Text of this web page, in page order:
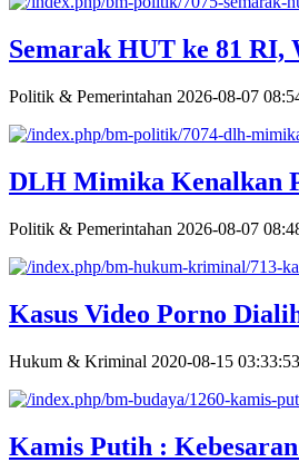
Semarak HUT ke 81
Politik & Pemerintahan 2026-08-07
DLH Mimika Kenalkan
Politik & Pemerintahan 2026-08-07
Kasus Video Porno
Hukum & Kriminal 2020-08-15 03:33:53
Kamis Putih :